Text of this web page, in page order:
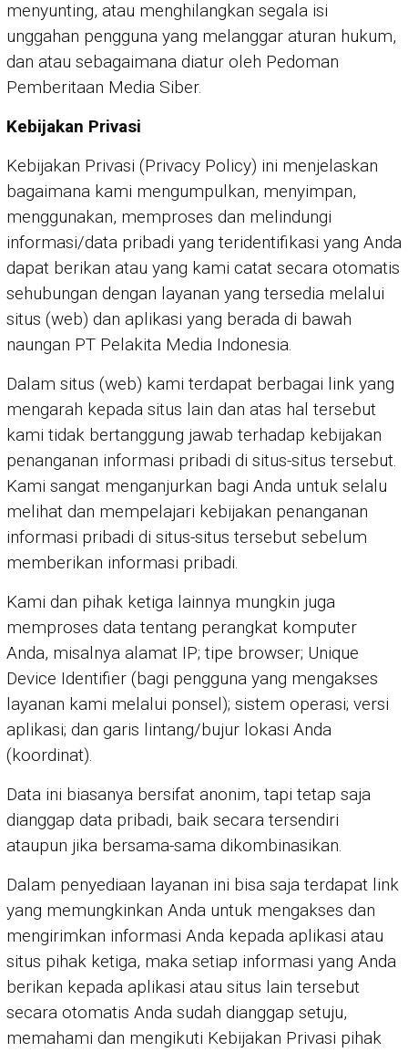
menyunting, atau menghilangkan segala isi
unggahan pengguna yang melanggar aturan hukum,
dan atau sebagaimana diatur oleh Pedoman
Pemberitaan Media Siber.
Kebijakan Privasi
Kebijakan Privasi (Privacy Policy) ini menjelaskan
bagaimana kami mengumpulkan, menyimpan,
menggunakan, memproses dan melindungi
informasi/data pribadi yang teridentifikasi yang Anda
dapat berikan atau yang kami catat secara otomatis
sehubungan dengan layanan yang tersedia melalui
situs (web) dan aplikasi yang berada di bawah
naungan PT Pelakita Media Indonesia.
Dalam situs (web) kami terdapat berbagai link yang
mengarah kepada situs lain dan atas hal tersebut
kami tidak bertanggung jawab terhadap kebijakan
penanganan informasi pribadi di situs-situs tersebut.
Kami sangat menganjurkan bagi Anda untuk selalu
melihat dan mempelajari kebijakan penanganan
informasi pribadi di situs-situs tersebut sebelum
memberikan informasi pribadi.
Kami dan pihak ketiga lainnya mungkin juga
memproses data tentang perangkat komputer
Anda, misalnya alamat IP; tipe browser; Unique
Device Identifier (bagi pengguna yang mengakses
layanan kami melalui ponsel); sistem operasi; versi
aplikasi; dan garis lintang/bujur lokasi Anda
(koordinat).
Data ini biasanya bersifat anonim, tapi tetap saja
dianggap data pribadi, baik secara tersendiri
ataupun jika bersama-sama dikombinasikan.
Dalam penyediaan layanan ini bisa saja terdapat link
yang memungkinkan Anda untuk mengakses dan
mengirimkan informasi Anda kepada aplikasi atau
situs pihak ketiga, maka setiap informasi yang Anda
berikan kepada aplikasi atau situs lain tersebut
secara otomatis Anda sudah dianggap setuju,
memahami dan mengikuti Kebijakan Privasi pihak